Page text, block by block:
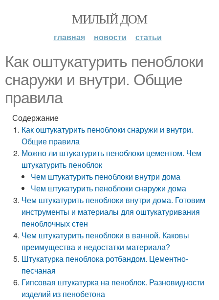
МИЛЫЙ ДОМ
главная новости статьи
Как оштукатурить пеноблоки
снаружи и внутри. Общие
правила
Содержание
Как оштукатурить пеноблоки снаружи и внутри.
Общие правила
Можно ли штукатурить пеноблоки цементом. Чем
штукатурить пеноблок
Чем штукатурить пеноблоки внутри дома
Чем штукатурить пеноблоки снаружи дома
Чем штукатурить пеноблоки внутри дома. Готовим
инструменты и материалы для оштукатуривания
пеноблочных стен
Чем штукатурить пеноблоки в ванной. Каковы
преимущества и недостатки материала?
Штукатурка пеноблока ротбандом. Цементно-
песчаная
Гипсовая штукатурка на пеноблок. Разновидности
изделий из пенобетона